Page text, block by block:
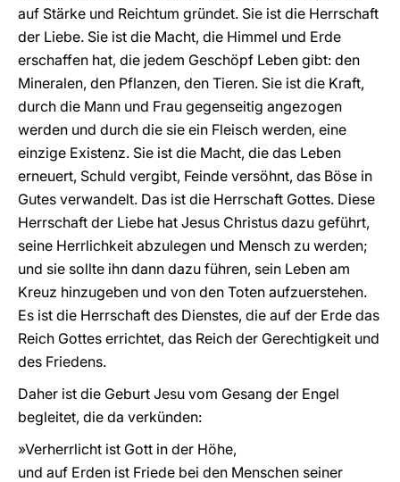
auf Stärke und Reichtum gründet. Sie ist die Herrschaft
der Liebe. Sie ist die Macht, die Himmel und Erde
erschaffen hat, die jedem Geschöpf Leben gibt: den
Mineralen, den Pflanzen, den Tieren. Sie ist die Kraft,
durch die Mann und Frau gegenseitig angezogen
werden und durch die sie ein Fleisch werden, eine
einzige Existenz. Sie ist die Macht, die das Leben
erneuert, Schuld vergibt, Feinde versöhnt, das Böse in
Gutes verwandelt. Das ist die Herrschaft Gottes. Diese
Herrschaft der Liebe hat Jesus Christus dazu geführt,
seine Herrlichkeit abzulegen und Mensch zu werden;
und sie sollte ihn dann dazu führen, sein Leben am
Kreuz hinzugeben und von den Toten aufzuerstehen.
Es ist die Herrschaft des Dienstes, die auf der Erde das
Reich Gottes errichtet, das Reich der Gerechtigkeit und
des Friedens.
Daher ist die Geburt Jesu vom Gesang der Engel
begleitet, die da verkünden:
»Verherrlicht ist Gott in der Höhe,
und auf Erden ist Friede bei den Menschen seiner